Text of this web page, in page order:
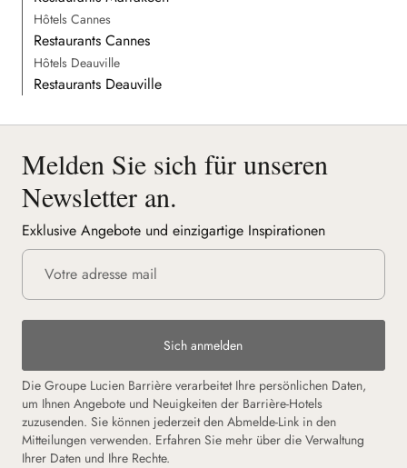
Hôtels Cannes
Restaurants Cannes
Hôtels Deauville
Restaurants Deauville
Melden Sie sich für unseren
Newsletter an.
Exklusive Angebote und einzigartige Inspirationen
Sich anmelden
Die Groupe Lucien Barrière verarbeitet Ihre persönlichen Daten,
um Ihnen Angebote und Neuigkeiten der Barrière-Hotels
zuzusenden. Sie können jederzeit den Abmelde-Link in den
Mitteilungen verwenden. Erfahren Sie mehr über die Verwaltung
Ihrer Daten und Ihre Rechte.